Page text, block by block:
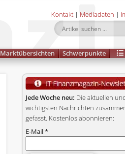
Kontakt | Mediadaten |
Marktübersichten Schwerpunkte
Jede Woche neu: Die aktuellen
wichtigsten Nachrichten
gefasst. Kostenlos abonnieren:
E-Mail*